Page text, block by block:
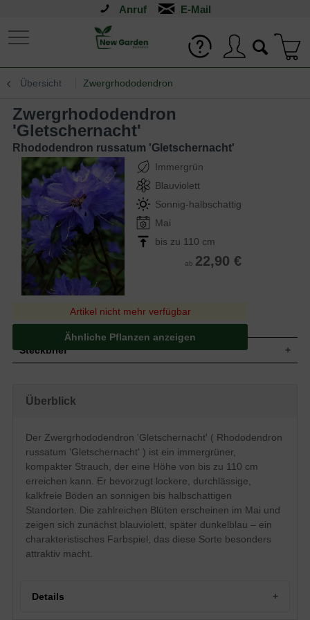
Anruf
Übersicht Zwergrhododendron
Zwergrhododendron
'Gletschernacht'
Rhododendron russatum 'Gletschernacht'
Immergrün
Blauviolett
Sonnig-halbschattig
Mai
bis zu 110 cm
ab 22,90 €
Artikel nicht mehr verfügbar
Ähnliche Pflanzen anzeigen
Steckbrief
Blatt
Immergrün, länglich bis lanzettlich, am
Ende zugespitzt, ledrig, dunkelgrün
glänzend, bis zu 7 cm lang
Frucht
Kapselfrucht
Blüte
Im Aufblühen blauviolett, dann
dunkelblaue Blüten, zahlreich
Blütezeit
Mai
Rinde
Bräunlich
Wurzeln
Flachwurzler
Standort
Überblick
Der Zwergrhododendron 'Gletschernacht' ( Rhododendron
russatum 'Gletschernacht' ) ist ein immergrüner,
kompakter Strauch, der eine Höhe von bis zu 110 cm
erreichen kann. Er bevorzugt lockere, durchlässige,
kalkfreie Böden an sonnigen bis halbschattigen
Standorten. Die zahlreichen Blüten erscheinen im Mai und
zeigen sich zunächst blauviolett, später dunkelblau – ein
charakteristisches Farbspiel, das diese Sorte besonders
attraktiv macht.
Details